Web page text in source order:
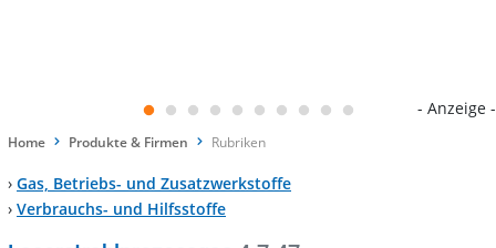
- Anzeige -
Home Produkte & Firmen Rubriken
› Gas, Betriebs- und Zusatzwerkstoffe
› Verbrauchs- und Hilfsstoffe